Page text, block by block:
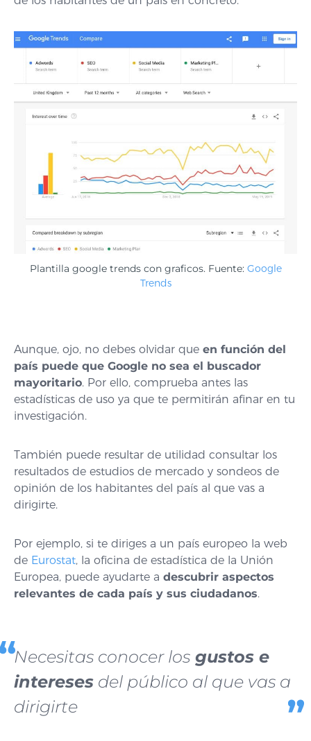
Plantilla google trends con graficos. Fuente: Google
Trends
Aunque, ojo, no debes olvidar que en función del
país puede que Google no sea el buscador
mayoritario. Por ello, comprueba antes las
estadísticas de uso ya que te permitirán afinar en tu
investigación.
También puede resultar de utilidad consultar los
resultados de estudios de mercado y sondeos de
opinión de los habitantes del país al que vas a
dirigirte.
Por ejemplo, si te diriges a un país europeo la web
de Eurostat, la oficina de estadística de la Unión
Europea, puede ayudarte a descubrir aspectos
relevantes de cada país y sus ciudadanos.
Necesitas conocer los gustos e
intereses del público al que vas a
dirigirte